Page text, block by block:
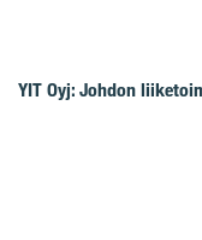
YIT Oyj: Johdon